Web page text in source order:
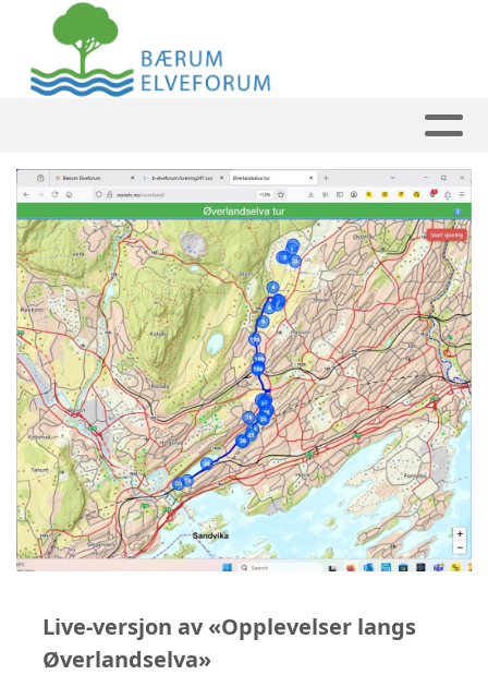
Live-versjon av «Opplevelser langs
Øverlandselva»